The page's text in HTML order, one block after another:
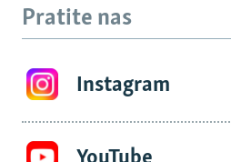
Pratite nas
Instagram